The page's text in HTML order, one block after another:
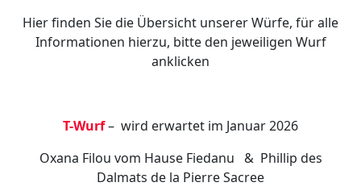
Hier finden Sie die Übersicht unserer Würfe, für alle
Informationen hierzu, bitte den jeweiligen Wurf
anklicken
T-Wurf– wird erwartet im Januar 2026
Oxana Filou vom Hause Fiedanu & Phillip des
Dalmats de la Pierre Sacree